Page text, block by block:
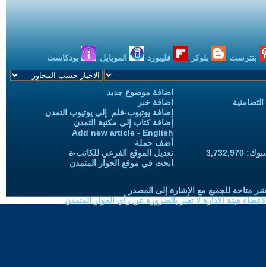
بنترست بلوكر فليبورد الموبايل بودكاست
اضافة موضوع جديد
اضافة خبر
إضافة يوتيوب-فلم إلى يوتيوب التمدن
إضافة كتاب إلى مكتبة التمدن
Add new article - English
أضف حملة
تعديل الموقع الفرعي للكاتب-ة
ابحث في موقع الحوار المتمدن
متاحة للجميع مع الإشارة إلى المصدر
هيئة الادارة لا تعبر بالضرورة عن رأي الحوار المتمدن